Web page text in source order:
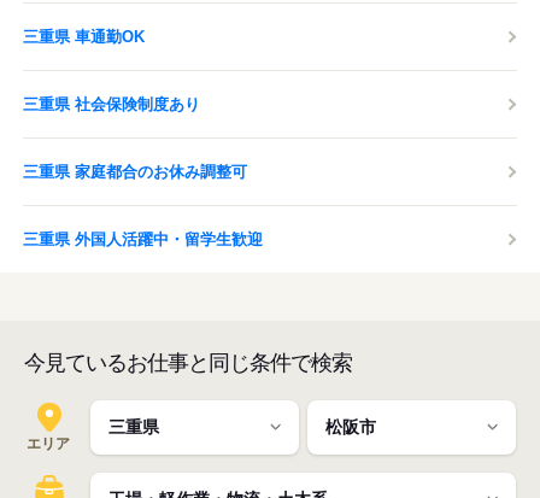
三重県 車通勤OK
三重県 社会保険制度あり
三重県 家庭都合のお休み調整可
三重県 外国人活躍中・留学生歓迎
今見ているお仕事と同じ条件で検索
エリア